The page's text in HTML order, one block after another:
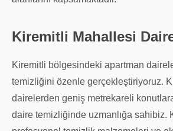
Kiremitli Mahallesi
Kiremitli bölgesindeki apartman
temizliğini özenle gerçekleştiriyoruz.
dairelerden geniş metrekareli
daire temizliğinde uzmanlığa sahibiz.